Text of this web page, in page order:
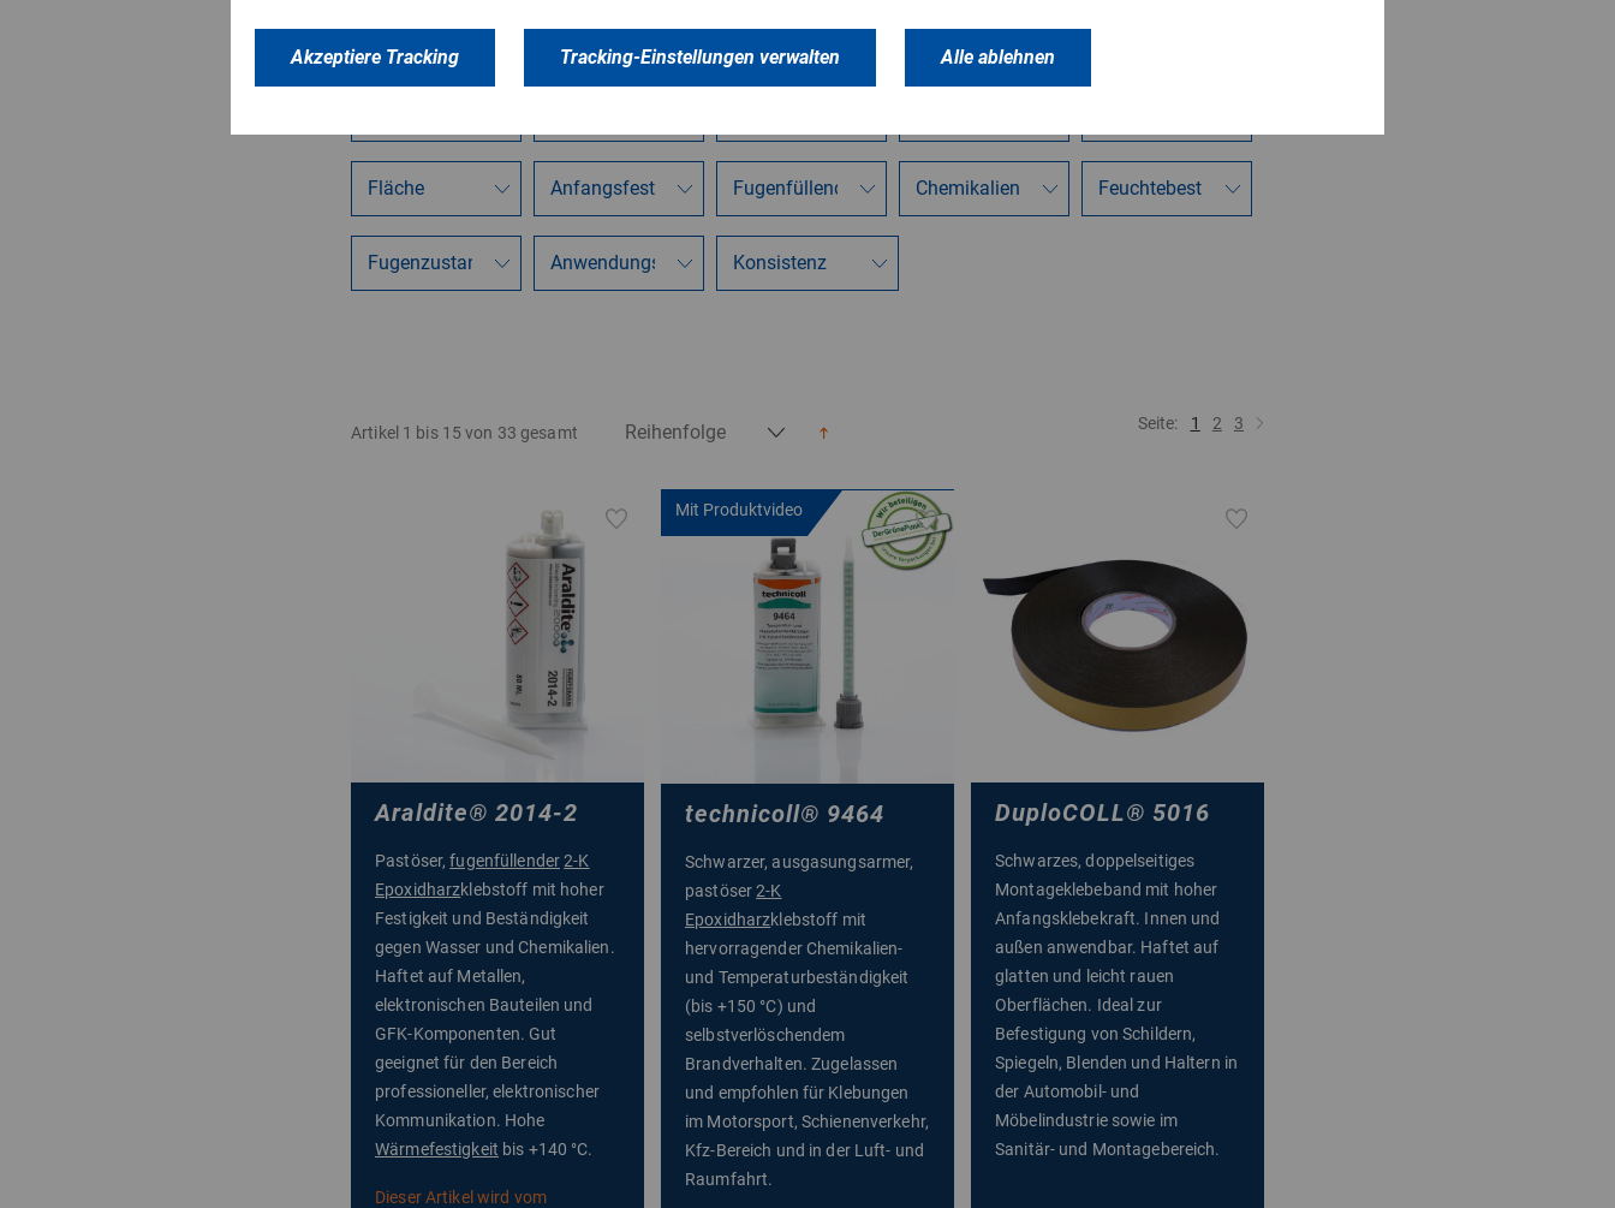
Artikel 1 bis 15 von 33 gesamt Seite: 1 2 3
Araldite® 2014-2
Pastöser,fugenfüllender 2-K
Epoxidharzklebstoff mit hoher
Festigkeit und Beständigkeit
gegen Wasser und Chemikalien.
Haftet auf Metallen,
elektronischen Bauteilen und
GFK-Komponenten. Gut
geeignet für den Bereich
professioneller, elektronischer
Kommunikation. Hohe
Wärmefestigkeit bis +140 °C.
Dieser Artikel wird vom
Mit Produktvideo
technicoll® 9464
Schwarzer, ausgasungsarmer,
pastöser2-K
Epoxidharzklebstoff mit
hervorragender Chemikalien-
und Temperaturbeständigkeit
(bis +150 °C) und
selbstverlöschendem
Brandverhalten. Zugelassen
und empfohlen für Klebungen
im Motorsport, Schienenverkehr,
Kfz-Bereich und in der Luft- und
Raumfahrt.
DuploCOLL® 5016
Schwarzes, doppelseitiges
Montageklebeband mit hoher
Anfangsklebekraft. Innen und
außen anwendbar. Haftet auf
glatten und leicht rauen
Oberflächen. Ideal zur
Befestigung von Schildern,
Spiegeln, Blenden und Haltern in
der Automobil- und
Möbelindustrie sowie im
Sanitär- und Montagebereich.
Akzeptiere Tracking Tracking-Einstellungen verwalten Alle ablehnen